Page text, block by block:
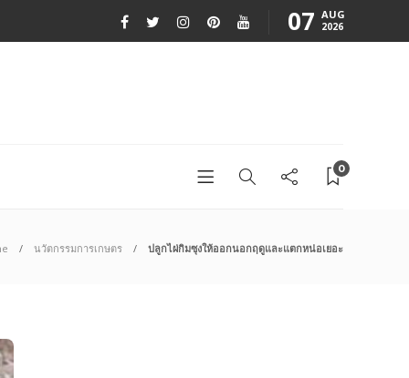
07 AUG
2026
0
นวัตกรรมการเกษตร ปลูกไผ่กิมซุงให้ออกนอกฤดูและแตกหน่อเยอะ